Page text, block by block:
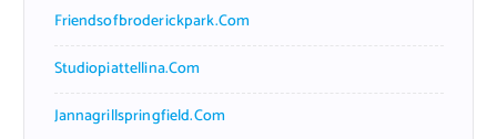
Friendsofbroderickpark.com
Studiopiattellina.com
Jannagrillspringfield.com